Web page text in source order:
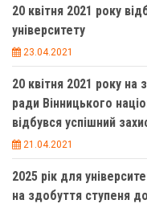
20 квітня 2021 року
університету
23.04.2021
20 квітня 2021 року на
ради Вінницького
відбувся успішний
21.04.2021
2025 рік для
на здобуття ступеня